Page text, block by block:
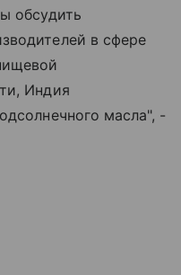
обсудить
в сфере
Индия
масла", -